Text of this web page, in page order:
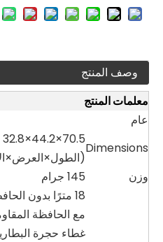
وصف المنتج
معلمات المنتج
عام
Dimensions
وزن
145 جرام
مع الحافظة